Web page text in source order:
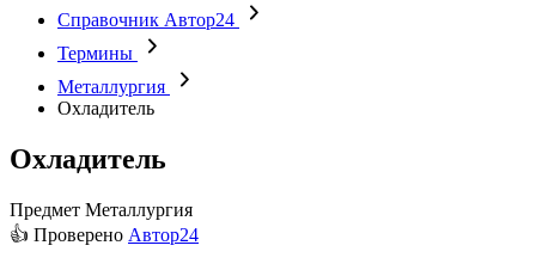
Справочник Автор24
Термины
Металлургия
Охладитель
Охладитель
Предмет Металлургия
👍 Проверено Автор24